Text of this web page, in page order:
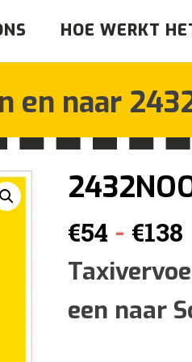
HOE WERKT
en naar
€54 - €138
een naar